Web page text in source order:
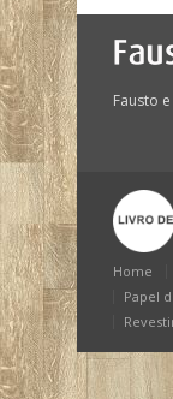
Fausto
Home
Papel